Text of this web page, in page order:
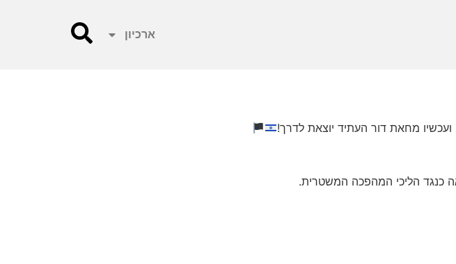
ארכיון
מחאת דור העתיד יוצאת לדרך!
כנגד הליכי המהפכה המשטרית.